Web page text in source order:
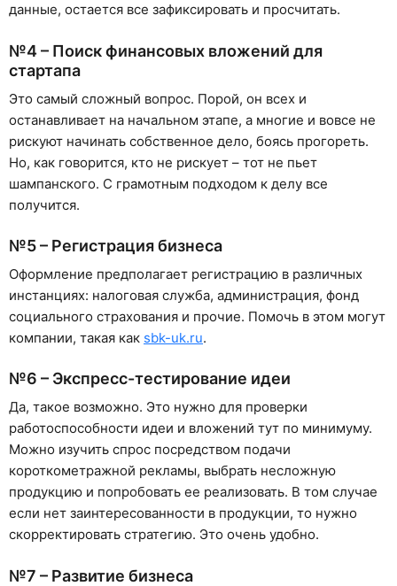
данные, остается все зафиксировать и просчитать.
№4 – Поиск финансовых вложений для
стартапа
Это самый сложный вопрос. Порой, он всех и
останавливает на начальном этапе, а многие и вовсе не
рискуют начинать собственное дело, боясь прогореть.
Но, как говорится, кто не рискует – тот не пьет
шампанского. С грамотным подходом к делу все
получится.
№5 – Регистрация бизнеса
Оформление предполагает регистрацию в различных
инстанциях: налоговая служба, администрация, фонд
социального страхования и прочие. Помочь в этом могут
компании, такая как sbk-uk.ru.
№6 – Экспресс-тестирование идеи
Да, такое возможно. Это нужно для проверки
работоспособности идеи и вложений тут по минимуму.
Можно изучить спрос посредством подачи
короткометражной рекламы, выбрать несложную
продукцию и попробовать ее реализовать. В том случае
если нет заинтересованности в продукции, то нужно
скорректировать стратегию. Это очень удобно.
№7 – Развитие бизнеса